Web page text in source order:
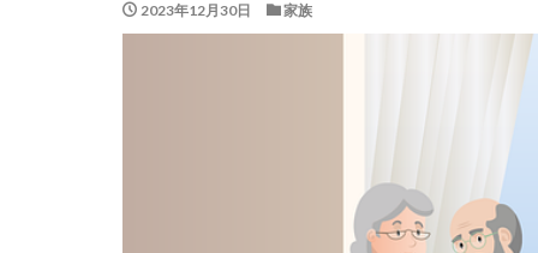
2023年12月30日 家族